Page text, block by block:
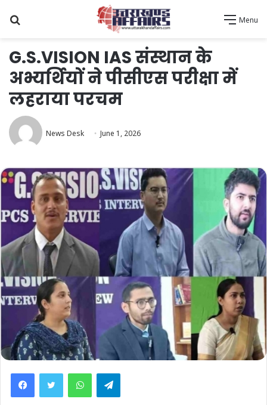
Menu
G.S.VISION IAS संस्थान के
अभ्यर्थियों ने पीसीएस परीक्षा में
लहराया परचम
News Desk June 1, 2026
WhatsAppTelegram